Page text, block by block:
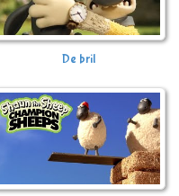
De bril